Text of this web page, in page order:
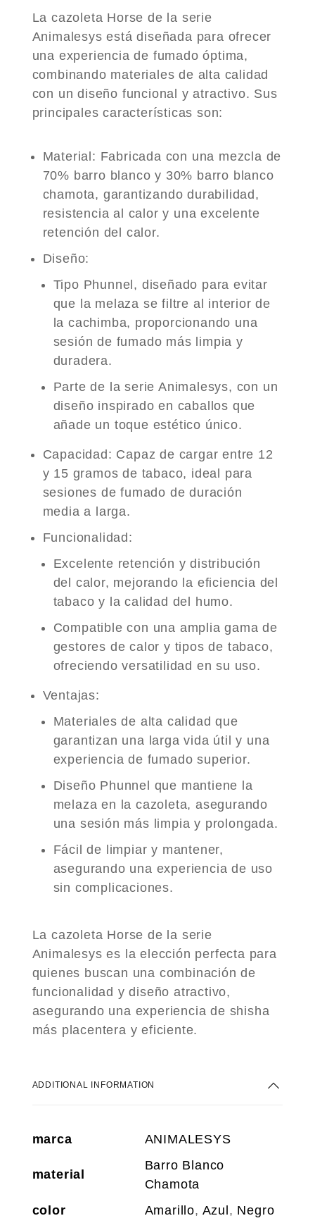
La cazoleta Horse de la serie
Animalesys está diseñada para ofrecer
una experiencia de fumado óptima,
combinando materiales de alta calidad
con un diseño funcional y atractivo. Sus
principales características son:
Material : Fabricada con una mezcla de
70% barro blanco y 30% barro blanco
chamota, garantizando durabilidad,
resistencia al calor y una excelente
retención del calor.
Diseño:
Tipo Phunnel, diseñado para evitar
que la melaza se filtre al interior de
la cachimba, proporcionando una
sesión de fumado más limpia y
duradera.
Parte de la serie Animalesys, con un
diseño inspirado en caballos que
añade un toque estético único.
Capacidad : Capaz de cargar entre 12
y 15 gramos de tabaco, ideal para
sesiones de fumado de duración
media a larga.
Funcionalidad :
Excelente retención y distribución
del calor, mejorando la eficiencia del
tabaco y la calidad del humo.
Compatible con una amplia gama de
gestores de calor y tipos de tabaco,
ofreciendo versatilidad en su uso.
Ventajas:
Materiales de alta calidad que
garantizan una larga vida útil y una
experiencia de fumado superior.
Diseño Phunnel que mantiene la
melaza en la cazoleta, asegurando
una sesión más limpia y prolongada.
Fácil de limpiar y mantener,
asegurando una experiencia de uso
sin complicaciones.
La cazoleta Horse de la serie
Animalesys es la elección perfecta para
quienes buscan una combinación de
funcionalidad y diseño atractivo,
asegurando una experiencia de shisha
más placentera y eficiente.
ADDITIONAL INFORMATION
marca ANIMALESYS
material
Barro Blanco
Chamota
color
Amarillo, Azul , Negro